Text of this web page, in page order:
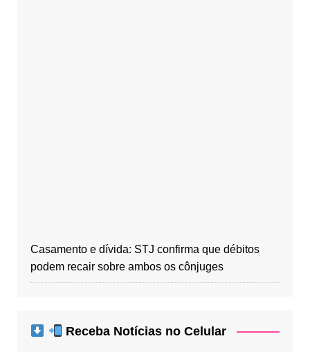
Casamento e dívida: STJ confirma que débitos
podem recair sobre ambos os cônjuges
Receba Notícias no Celular